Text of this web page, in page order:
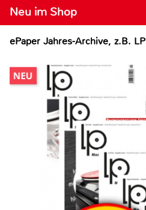
Neu im Shop
ePaper Jahres-Archive, z.B. LP